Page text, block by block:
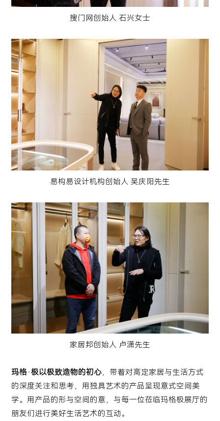
搜门网创始人 石兴女士
易构易设计机构创始人 吴庆阳先生
家居邦创始人 卢潇先生
玛格·极以极致造物的初心，带着对高定家居与生活方式
的深度关注和思考，用独具艺术的产品呈现意式空间美
学。用产品的形与空间的意，与每一位莅临玛格极展厅的
朋友们进行美好生活艺术的互动。